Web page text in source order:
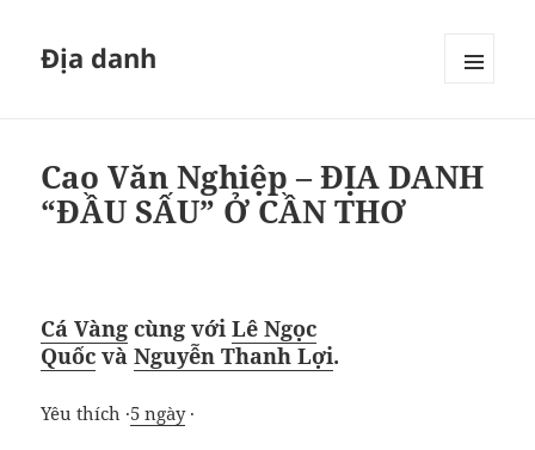
Địa danh
Cao Văn Nghiệp – ĐỊA DANH
“ĐẦU SẤU” Ở CẦN THƠ
Cá Vàng cùng vớiLê Ngọc
Quốc vàNguyễn Thanh Lợi.
Yêu thích ·5 ngày·